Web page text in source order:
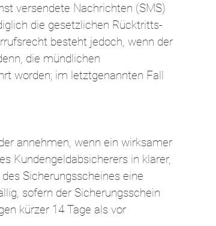
versendete Nachrichten (SMS)
die gesetzlichen Rücktritts-
besteht jedoch, wenn der
die mündlichen
worden; im letztgenannten Fall
annehmen, wenn ein wirksamer
Kundengeldabsicherers in klarer,
Sicherungsscheines eine
sofern der Sicherungsschein
kürzer 14 Tage als vor